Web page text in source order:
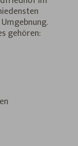
gehören: